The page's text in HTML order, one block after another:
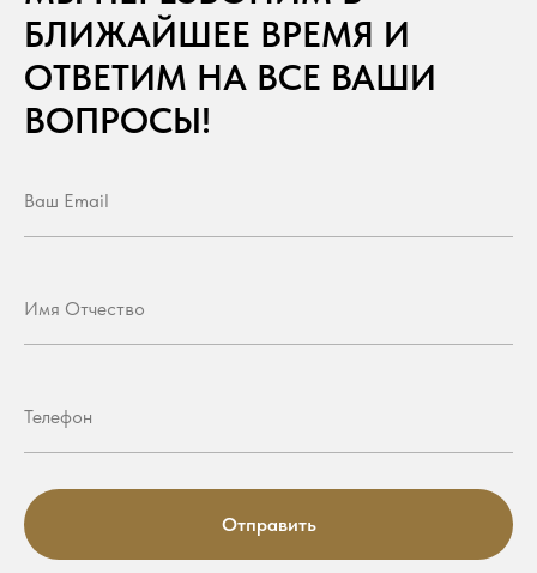
БЛИЖАЙШЕЕ ВРЕМЯ И
ОТВЕТИМ НА ВСЕ ВАШИ
ВОПРОСЫ!
Отправить